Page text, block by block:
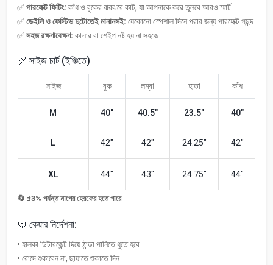
✅পারফেক্ট ফিটিং: কাঁধ ও বুকের ঝরঝরে কাট, যা আপনাকে করে তুলবে আরও স্মার্ট
✅ডেইলি ও ফেস্টিভ দুটোতেই মানানসই: যেকোনো স্পেশাল দিনে পরার জন্য পারফেক্ট পছন্দ
✅সহজ রক্ষণাবেক্ষণ: কালার বা শেইপ নষ্ট হয় না সহজে
📏 সাইজ চার্ট (ইঞ্চিতে)
সাইজ বুক লম্বা হাতা কাঁধ
M 40" 40.5" 23.5" 40"
L 42" 42" 24.25" 42"
XL 44" 43" 24.75" 44"
🔄 ±3% পর্যন্ত মাপের হেরফের হতে পারে
🧼 কেয়ার নির্দেশনা:
• হালকা ডিটারজেন্ট দিয়ে ঠান্ডা পানিতে ধুতে হবে
• রোদে শুকাবেন না, ছায়াতে শুকাতে দিন